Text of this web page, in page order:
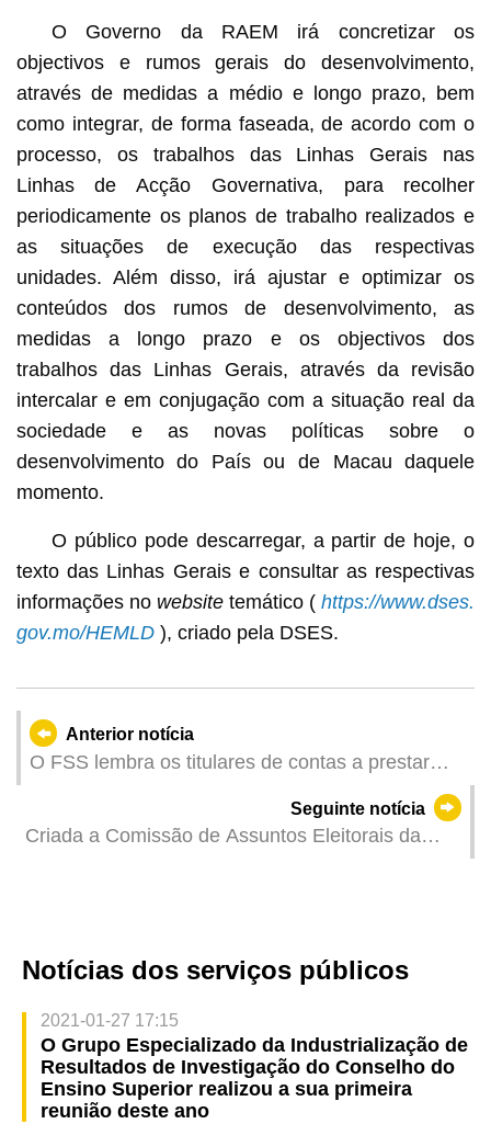
O Governo da RAEM irá concretizar os
objectivos e rumos gerais do desenvolvimento,
através de medidas a médio e longo prazo, bem
como integrar, de forma faseada, de acordo com o
processo, os trabalhos das Linhas Gerais nas
Linhas de Acção Governativa, para recolher
periodicamente os planos de trabalho realizados e
as situações de execução das respectivas
unidades. Além disso, irá ajustar e optimizar os
conteúdos dos rumos de desenvolvimento, as
medidas a longo prazo e os objectivos dos
trabalhos das Linhas Gerais, através da revisão
intercalar e em conjugação com a situação real da
sociedade e as novas políticas sobre o
desenvolvimento do País ou de Macau daquele
momento.
O público pode descarregar, a partir de hoje, o
texto das Linhas Gerais e consultar as respectivas
informações no websitetemático (https://www.dses.
gov.mo/HEMLD ), criado pela DSES.
Anterior notícia
O FSS lembra os titulares de contas a prestar
atribuição de verba do Regime de Previdência
Central não Obrigatório
Seguinte notícia
Criada a Comissão de Assuntos Eleitorais da
Notícias dos serviços públicos
2021-01-27 17:15
O Grupo Especializado da Industrialização de
Resultados de Investigação do Conselho do
Ensino Superior realizou a sua primeira
reunião deste ano